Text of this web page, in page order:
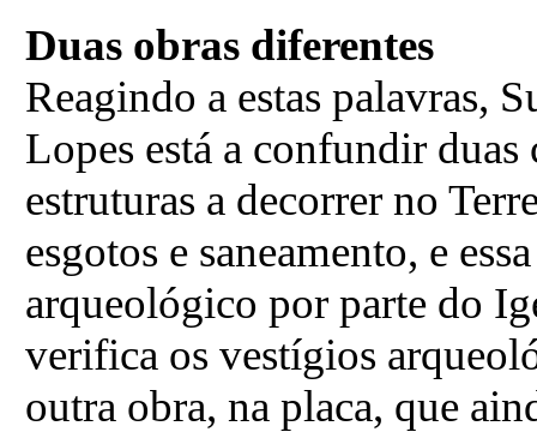
Duas obras diferentes
Reagindo a estas palavras,
Lopes está a confundir
estruturas a decorrer no
esgotos e saneamento, e
arqueológico por parte do
verifica os vestígios
outra obra, na placa, que